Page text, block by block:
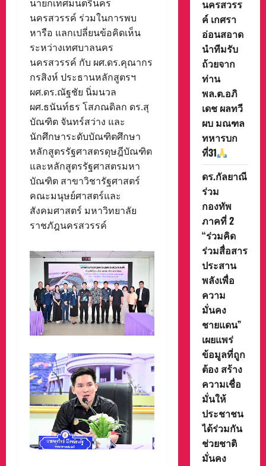
นายกเทศมนตรีนคร
นครสวรรค์ ร่วมในการพบ
หารือ แลกเปลี่ยนข้อคิดเห็น
ระหว่างเทศบาลนคร
นครสวรรค์ กับ ผศ.ดร.คุณากร
กรสิงห์ ประธานหลักสูตรฯ
ผศ.ดร.ณัฐชัย นิ่มนวล
ผศ.ธนันท์ธร โสภณดิลก ดร.สุ
บัณฑิต จันทร์สว่าง และ
นักศึกษาระดับบัณฑิตศึกษา
หลักสูตรรัฐศาสตรดุษฎีบัณฑิต
และหลักสูตรรัฐศาสตรมหา
บัณฑิต สาขาวิชารัฐศาสตร์
คณะมนุษย์ศาสตร์และ
สังคมศาสตร์ มหาวิทยาลัย
ราชภัฎนครสวรรค์
นครสวรร
ค์ เกศรา
อ่อนสอาด
นำทีมรับ
ถ้วยจาก
ท่าน
พล.ต.อภิ
เดช ผลทวี
ผบ มณฑล
ทหารบก
ที่31
ดร.กัลยาณี
ร่วม
กองทัพ
ภาคที่ 2
“ร่วมคิด
ร่วมสื่อสาร
ประสาน
พลังเพื่อ
ความ
มั่นคง
ชายแดน”
เผยแพร่
ข้อมูลที่ถูก
ต้อง สร้าง
ความเชื่อ
มั่นให้
ประชาชน
ได้ร่วมกัน
ช่วยชาติ
มั่นคง